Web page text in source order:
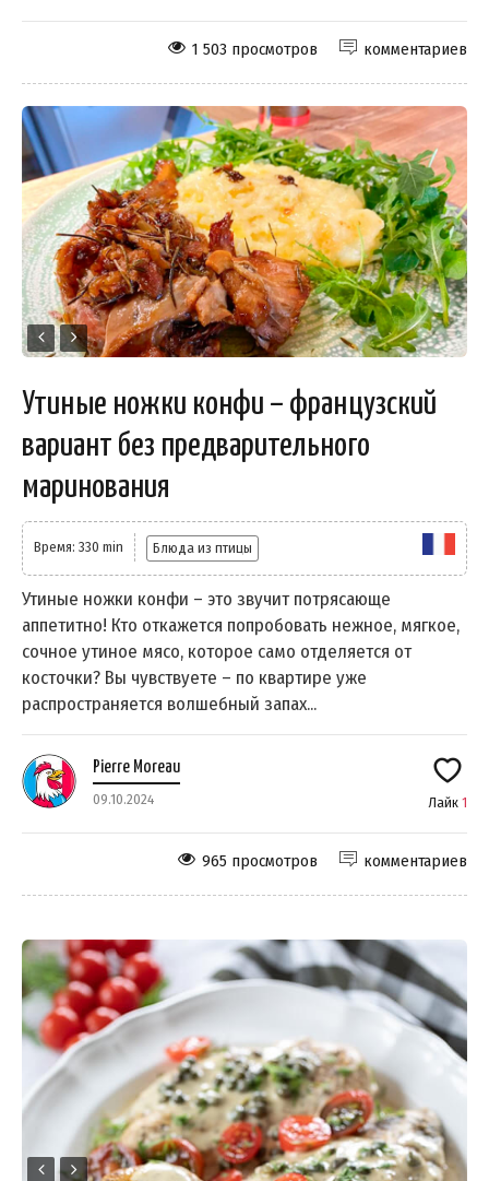
комментариев
1 503 просмотров
Утиные ножки конфи – французский
вариант без предварительного
маринования
Время: 330 min Блюда из птицы
Утиные ножки конфи – это звучит потрясающе
аппетитно! Кто откажется попробовать нежное, мягкое,
сочное утиное мясо, которое само отделяется от
косточки? Вы чувствуете – по квартире уже
распространяется волшебный запах...
Pierre Moreau
09.10.2024 Лайк 1
комментариев
965 просмотров